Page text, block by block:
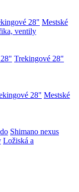
28" Mestské
ventily
Trekingové 28"
28" Mestské
Shimano nexus
Ložiská a